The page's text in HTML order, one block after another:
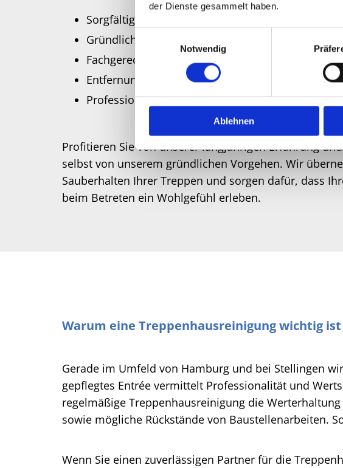
der Dienste gesammelt haben.
Notwendig
Ablehnen
Sorgfältige Reinigung von Geländern und
Gründliches Säubern von Treppenabsätzen und
Fachgerechte Pflege von Hauseingängen und
Entfernung von Schmutz auf Steinstufen oder
Professionelle Maßnahmen zur Werterhaltung
Profitieren Sie von unserer langjährigen Erfahrung
selbst von unserem gründlichen Vorgehen. Wir
Sauberhalten Ihrer Treppen und sorgen dafür, dass
beim Betreten ein Wohlgefühl erleben.
Warum eine Treppenhausreinigung wichtig ist
Gerade im Umfeld von Hamburg und bei Stellingen
gepflegtes Entrée vermittelt Professionalität und
regelmäßige Treppenhausreinigung die
sowie mögliche Rückstände von Baustellenarbeiten.
Wenn Sie einen zuverlässigen Partner für die